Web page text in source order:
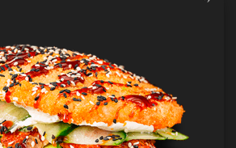
сыр, авокадо, огурец, угорь, соус
сухари панировочные, семя кунжута